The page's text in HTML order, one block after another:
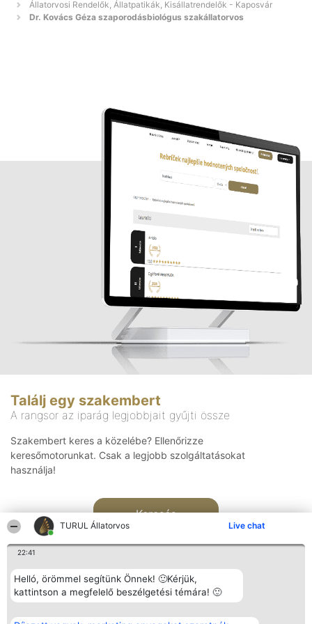
TURUL Állatorvos Live chat
22:41
Helló, örömmel segítünk Önnek! 🙂Kérjük,
kattintson a megfelelő beszélgetési témára! 🙂
Állatorvosi Rendelők, Állatpatikák, Kisállatrendelők - Kaposvár
Dr. Kovács Géza szaporodásbiológus szakállatorvos
Találj egy szakembert
A rangsor az iparág legjobbjait gyűjti össze
Szakembert keres a közelébe? Ellenőrizze
keresőmotorunkat. Csak a legjobb szolgáltatásokat
használja!
Keresés
Rangsorszervező Népszavazás Elérhetőség